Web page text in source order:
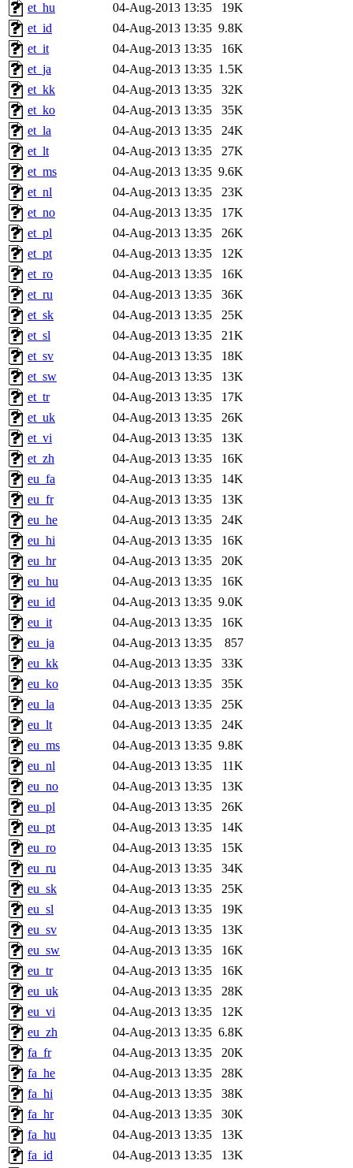
et_hu
04-Aug-2013 13:35
19K
et_id
04-Aug-2013 13:35 9.8K
et_it
04-Aug-2013 13:35
16K
et_ja
04-Aug-2013 13:35 1.5K
et_kk
04-Aug-2013 13:35
32K
et_ko
04-Aug-2013 13:35
35K
et_la
04-Aug-2013 13:35
24K
et_lt
04-Aug-2013 13:35
27K
et_ms
04-Aug-2013 13:35 9.6K
et_nl
04-Aug-2013 13:35
23K
et_no
04-Aug-2013 13:35
17K
et_pl
04-Aug-2013 13:35
26K
et_pt
04-Aug-2013 13:35
12K
et_ro
04-Aug-2013 13:35
16K
et_ru
04-Aug-2013 13:35
36K
et_sk
04-Aug-2013 13:35
25K
et_sl
04-Aug-2013 13:35
21K
et_sv
04-Aug-2013 13:35
18K
et_sw
04-Aug-2013 13:35
13K
et_tr
04-Aug-2013 13:35
17K
et_uk
04-Aug-2013 13:35
26K
et_vi
04-Aug-2013 13:35
13K
et_zh
04-Aug-2013 13:35
16K
eu_fa
04-Aug-2013 13:35
14K
eu_fr
04-Aug-2013 13:35
13K
eu_he
04-Aug-2013 13:35
24K
eu_hi
04-Aug-2013 13:35
16K
eu_hr
04-Aug-2013 13:35
20K
eu_hu
04-Aug-2013 13:35
16K
eu_id
04-Aug-2013 13:35 9.0K
eu_it
04-Aug-2013 13:35
16K
eu_ja
04-Aug-2013 13:35
857
eu_kk
04-Aug-2013 13:35
33K
eu_ko
04-Aug-2013 13:35
35K
eu_la
04-Aug-2013 13:35
25K
eu_lt
04-Aug-2013 13:35
24K
eu_ms
04-Aug-2013 13:35 9.8K
eu_nl
04-Aug-2013 13:35
11K
eu_no
04-Aug-2013 13:35
13K
eu_pl
04-Aug-2013 13:35
26K
eu_pt
04-Aug-2013 13:35
14K
eu_ro
04-Aug-2013 13:35
15K
eu_ru
04-Aug-2013 13:35
34K
eu_sk
04-Aug-2013 13:35
25K
eu_sl
04-Aug-2013 13:35
19K
eu_sv
04-Aug-2013 13:35
13K
eu_sw
04-Aug-2013 13:35
16K
eu_tr
04-Aug-2013 13:35
16K
eu_uk
04-Aug-2013 13:35
28K
eu_vi
04-Aug-2013 13:35
12K
eu_zh
04-Aug-2013 13:35 6.8K
fa_fr
04-Aug-2013 13:35
20K
fa_he
04-Aug-2013 13:35
28K
fa_hi
04-Aug-2013 13:35
38K
fa_hr
04-Aug-2013 13:35
30K
fa_hu
04-Aug-2013 13:35
13K
fa_id
04-Aug-2013 13:35 13K